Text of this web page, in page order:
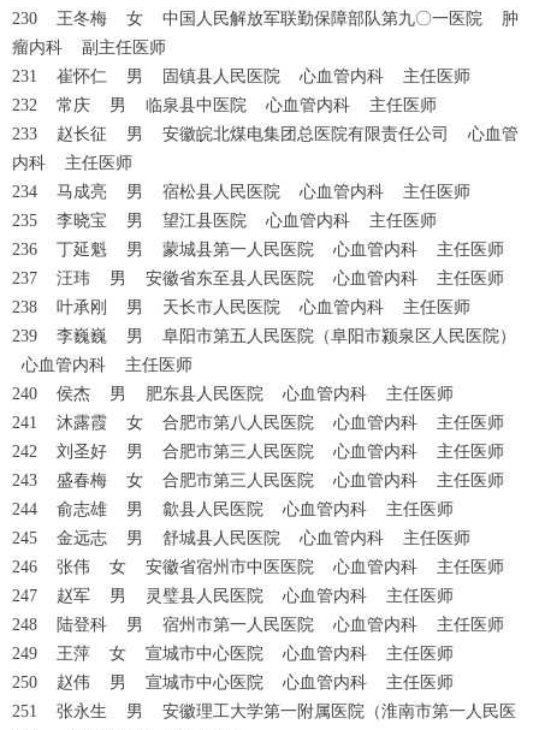
230 王冬梅 女 中国人民解放军联勤保障部队第九〇一医院 肿
瘤内科 副主任医师
231 崔怀仁 男 固镇县人民医院 心血管内科 主任医师
232 常庆 男 临泉县中医院 心血管内科 主任医师
233 赵长征 男 安徽皖北煤电集团总医院有限责任公司 心血管
内科 主任医师
234 马成亮 男 宿松县人民医院 心血管内科 主任医师
235 李晓宝 男 望江县医院 心血管内科 主任医师
236 丁延魁 男 蒙城县第一人民医院 心血管内科 主任医师
237 汪玮 男 安徽省东至县人民医院 心血管内科 主任医师
238 叶承刚 男 天长市人民医院 心血管内科 主任医师
239 李巍巍 男 阜阳市第五人民医院（阜阳市颍泉区人民医院）
心血管内科 主任医师
240 侯杰 男 肥东县人民医院 心血管内科 主任医师
241 沐露霞 女 合肥市第八人民医院 心血管内科 主任医师
242 刘圣好 男 合肥市第三人民医院 心血管内科 主任医师
243 盛春梅 女 合肥市第三人民医院 心血管内科 主任医师
244 俞志雄 男 歙县人民医院 心血管内科 主任医师
245 金远志 男 舒城县人民医院 心血管内科 主任医师
246 张伟 女 安徽省宿州市中医医院 心血管内科 主任医师
247 赵军 男 灵璧县人民医院 心血管内科 主任医师
248 陆登科 男 宿州市第一人民医院 心血管内科 主任医师
249 王萍 女 宣城市中心医院 心血管内科 主任医师
250 赵伟 男 宣城市中心医院 心血管内科 主任医师
251 张永生 男 安徽理工大学第一附属医院（淮南市第一人民医